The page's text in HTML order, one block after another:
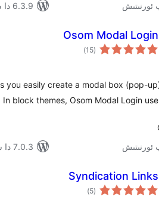
6.3.9 دا سىنالغان
Osom Modal Login
(15
ئومۇمىي
دەرىجە)
you easily create a modal box (pop-
block themes, Osom Modal Login
7.0.3 دا سىنالغان
Syndication Links
(5 ئومۇمىي
دەرىجە)